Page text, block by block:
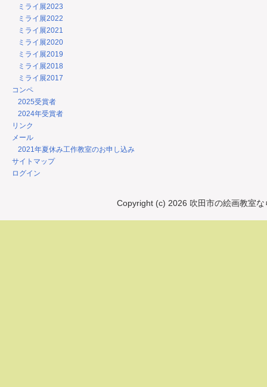
ミライ展2023
ミライ展2022
ミライ展2021
ミライ展2020
ミライ展2019
ミライ展2018
ミライ展2017
コンペ
2025受賞者
2024年受賞者
リンク
メール
2021年夏休み工作教室のお申し込み
サイトマップ
ログイン
Copyright (c) 2026 吹田市の絵画教室